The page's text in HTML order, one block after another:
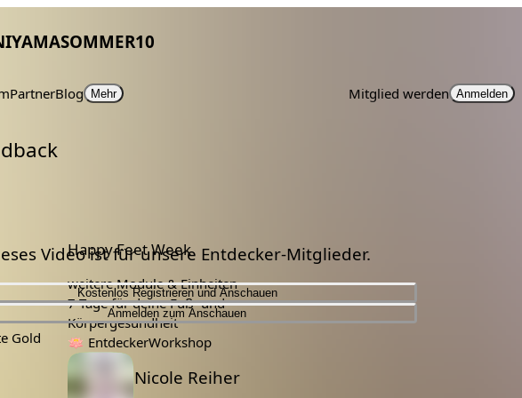
PartnerBlog Mehr Mitglied werden Anmelden
Video ist für unsere Entdecker-Mitglieder.
Kostenlos Registrieren und Anschauen
Anmelden zum Anschauen
Gold
Happy Feet Week
weitere Module & Einheiten
7 Tage für deine Fuß- und
Körpergesundheit
Tags:
🪷 EntdeckerWorkshop
feedback
feet week
fußgesundheit
Nicole Reiher